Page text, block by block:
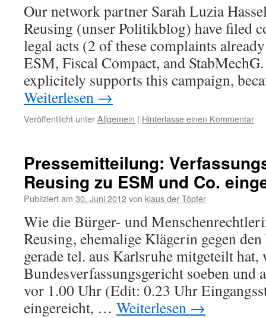
Our network partner Sarah Luzia
Reusing (unser Politikblog) have filed
legal acts (2 of these complaints
ESM, Fiscal Compact, and
explicitely supports this campaign,
Weiterlesen →
Veröffentlicht unterAllgemein | Hinterlasse einen Kommentar
Pressemitteilung:
Reusing zu ESM und Co.
Publiziert am 30. Juni 2012von klaus der Töpfer
Wie die Bürger- und
Reusing, ehemalige Klägerin gegen
gerade tel. aus Karlsruhe mitgeteilt
Bundesverfassungsgericht soeben und
vor 1.00 Uhr (Edit: 0.23 Uhr
eingereicht, … Weiterlesen →